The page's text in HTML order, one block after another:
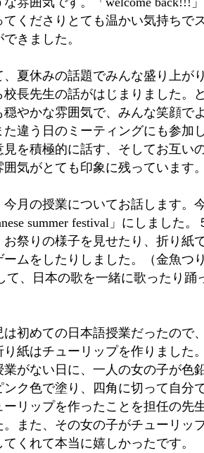
てくださりとても温かい気持ちで
きました。
、夏休みの話題でみんな盛り上が
校長先生の話がはじまりました。
穏やかな雰囲気で、みんな笑顔で
た違う日のミーティングにも参加
見を積極的に話す、そしてお互い
囲気がとても印象に残っています
今月の授業についてお話します。
summer festival」にしました
お祭りの様子を見せたり、折り紙
ームをしたりしました。（金魚つ
て、日本の歌を一緒に歌ったり踊
は初めての日本語授業だったので
り紙はチューリップを作りました
業がない日に、一人の女の子が色
ンク色で塗り、四角に切って自分
ーリップを作ったことを担任の先
。また、その女の子がチューリッ
てくれて本当に嬉しかったです。